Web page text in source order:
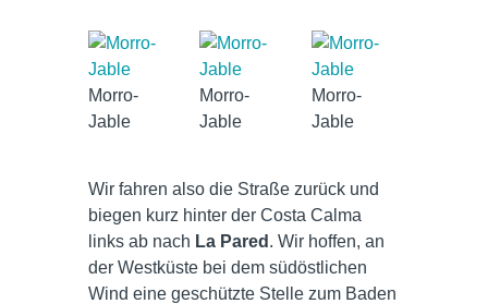
Morro-
Jable
Morro-
Jable
Morro-
Jable
Wir fahren also die Straße zurück und
biegen kurz hinter der Costa Calma
links ab nach La Pared . Wir hoffen, an
der Westküste bei dem südöstlichen
Wind eine geschützte Stelle zum Baden